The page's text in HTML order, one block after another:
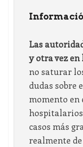
Las
y otra vez en
no saturar
dudas sobre
momento en
casos más
realmente